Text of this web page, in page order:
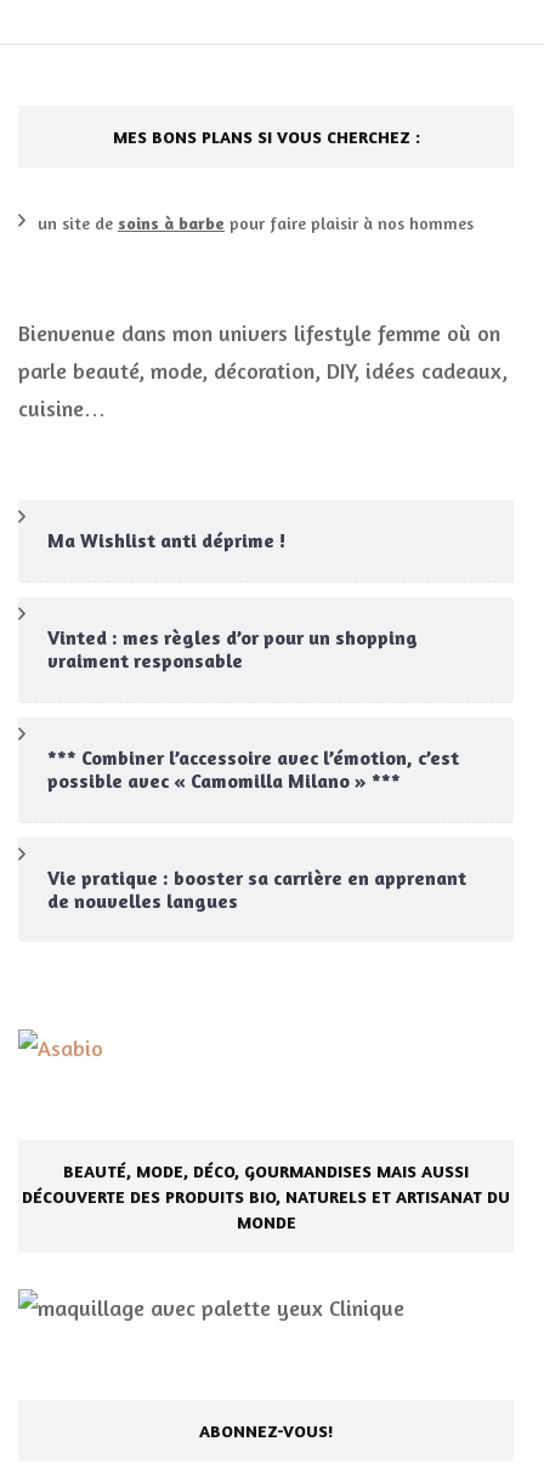
MES BONS PLANS SI VOUS CHERCHEZ :
un site de soins à barbe pour faire plaisir à nos hommes
Bienvenue dans mon univers lifestyle femme où on
parle beauté, mode, décoration, DIY, idées cadeaux,
cuisine…
Ma Wishlist anti déprime !
Vinted : mes règles d’or pour un shopping
vraiment responsable
*** Combiner l’accessoire avec l’émotion, c’est
possible avec « Camomilla Milano » ***
Vie pratique : booster sa carrière en apprenant
de nouvelles langues
BEAUTÉ, MODE, DÉCO, GOURMANDISES MAIS AUSSI
DÉCOUVERTE DES PRODUITS BIO, NATURELS ET ARTISANAT DU
MONDE
ABONNEZ-VOUS!